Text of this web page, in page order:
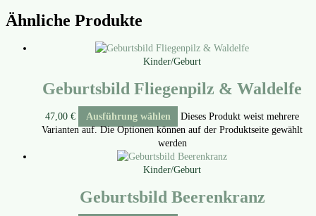
Ähnliche Produkte
Kinder/Geburt
Geburtsbild Fliegenpilz & Waldelfe
47,00 € Ausführung wählen
Dieses Produkt weist mehrere
Varianten auf. Die Optionen können auf der Produktseite gewählt
werden
Kinder/Geburt
Geburtsbild Beerenkranz